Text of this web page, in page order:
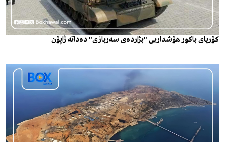
کۆریای باکور هۆشداریی "بژاردەی سەربازی" دەداتە ژاپۆن